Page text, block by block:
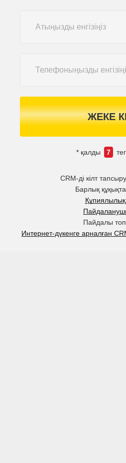
ЖЕКЕ
* қалды 7
CRM-ді кілт
Барлық
Пайдалы
Интернет-дүкенге арналған